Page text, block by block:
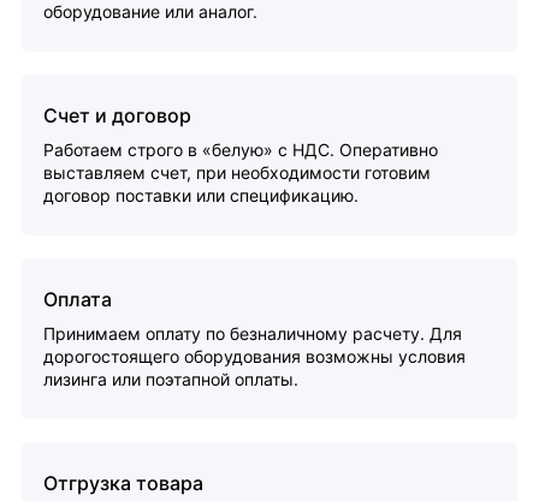
оборудование или аналог.
Счет и договор
Работаем строго в «белую» с НДС. Оперативно
выставляем счет, при необходимости готовим
договор поставки или спецификацию.
Оплата
Принимаем оплату по безналичному расчету. Для
дорогостоящего оборудования возможны условия
лизинга или поэтапной оплаты.
Отгрузка товара